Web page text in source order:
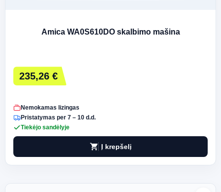
Amica WA0S610DO skalbimo mašina
235,26 €
Nemokamas lizingas
Pristatymas per 7 – 10 d.d.
Tiekėjo sandėlyje
shopping_cart Į krepšelį